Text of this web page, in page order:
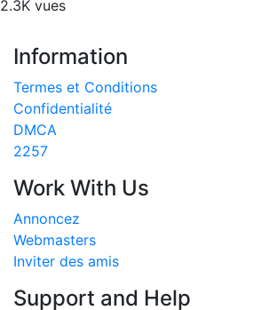
2.3K vues
Information
Termes et Conditions
Confidentialité
DMCA
2257
Work With Us
Annoncez
Webmasters
Inviter des amis
Support and Help